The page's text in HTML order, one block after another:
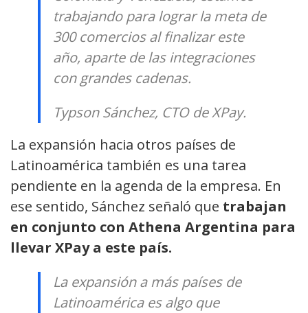
trabajando para lograr la meta de
300 comercios al finalizar este
año, aparte de las integraciones
con grandes cadenas.
Typson Sánchez, CTO de XPay.
La expansión hacia otros países de
Latinoamérica también es una tarea
pendiente en la agenda de la empresa. En
ese sentido, Sánchez señaló que trabajan
en conjunto con Athena Argentina para
llevar XPay a este país.
La expansión a más países de
Latinoamérica es algo que